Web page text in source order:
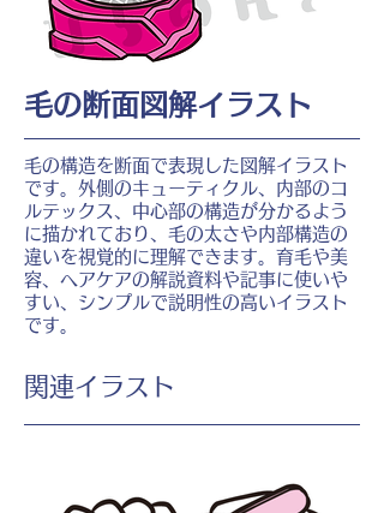
毛の断面図解イラスト
毛の構造を断面で表現した図解イラスト
です。外側のキューティクル、内部のコ
ルテックス、中心部の構造が分かるよう
に描かれており、毛の太さや内部構造の
違いを視覚的に理解できます。育毛や美
容、ヘアケアの解説資料や記事に使いや
すい、シンプルで説明性の高いイラスト
です。
​関連イラスト